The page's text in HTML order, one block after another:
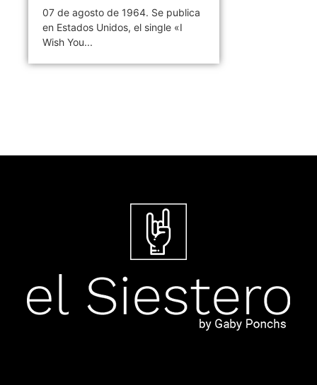
07 de agosto de 1964. Se publica
en Estados Unidos, el single «I
Wish You...